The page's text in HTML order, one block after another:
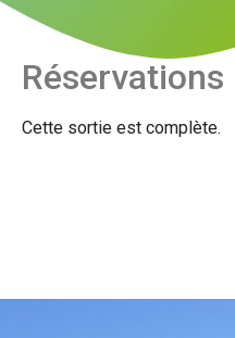
Réservations
Cette sortie est complète.